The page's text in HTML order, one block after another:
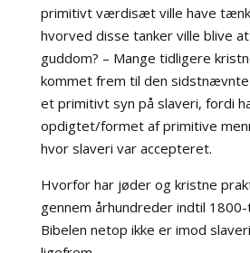
primitivt værdisæt ville have
hvorved disse tanker ville blive
guddom? – Mange tidligere
kommet frem til den sidstnævnte
et primitivt syn på slaveri, fordi
opdigtet/formet af primitive
hvor slaveri var accepteret.
Hvorfor har jøder og kristne
gennem århundreder indtil
Bibelen netop ikke er imod